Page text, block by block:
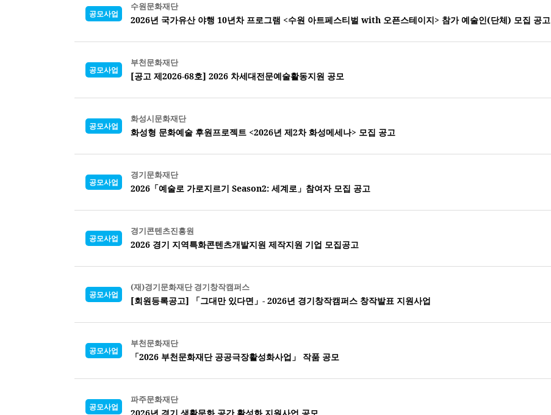
공모사업
수원문화재단
2026년 국가유산 야행 10년차 프로그램 <수원 아트페스티벌 with 오픈스테이지> 참가 예술인(단체) 모집 공고
공모사업
부천문화재단
[공고 제2026-68호] 2026 차세대전문예술활동지원 공모
공모사업
화성시문화재단
화성형 문화예술 후원프로젝트 <2026년 제2차 화성메세나> 모집 공고
공모사업
경기문화재단
2026「예술로 가로지르기 Season2: 세계로」참여자 모집 공고
공모사업
경기콘텐츠진흥원
2026 경기 지역특화콘텐츠개발지원 제작지원 기업 모집공고
공모사업
(재)경기문화재단 경기창작캠퍼스
[회원등록공고] 「그대만 있다면」- 2026년 경기창작캠퍼스 창작발표 지원사업
공모사업
부천문화재단
「2026 부천문화재단 공공극장활성화사업」 작품 공모
공모사업
파주문화재단